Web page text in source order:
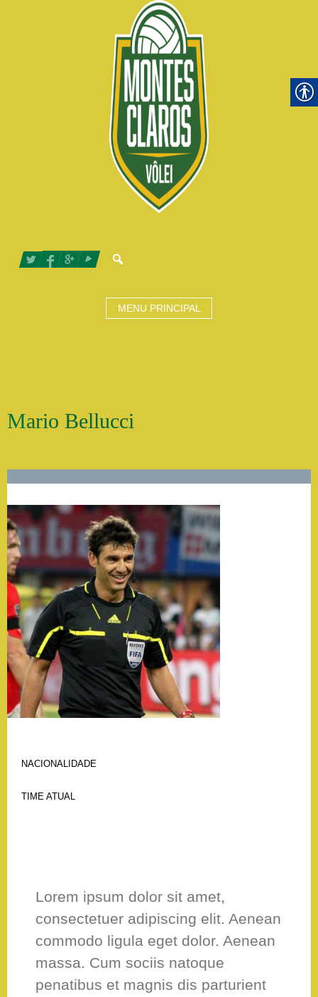
MENU PRINCIPAL
Mario Bellucci
NACIONALIDADE
TIME ATUAL
Lorem ipsum dolor sit amet,
consectetuer adipiscing elit. Aenean
commodo ligula eget dolor. Aenean
massa. Cum sociis natoque
penatibus et magnis dis parturient